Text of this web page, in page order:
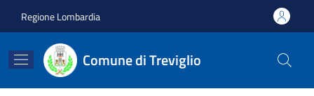
Regione Lombardia
Comune di Treviglio